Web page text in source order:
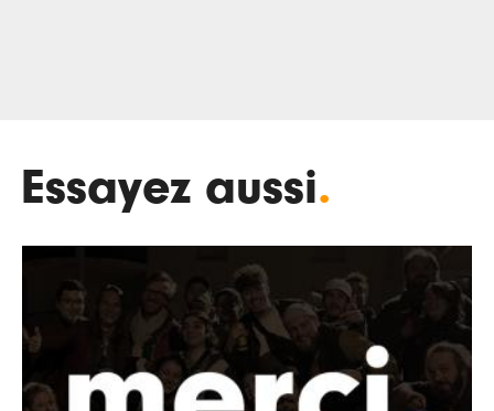
Essayez aussi.